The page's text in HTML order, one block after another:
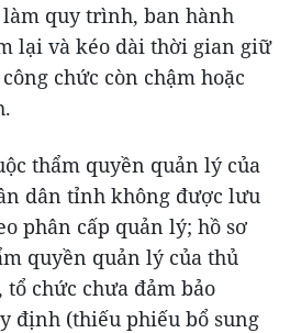
quy trình, ban hành
lại và kéo dài thời gian giữ
chức còn chậm hoặc
thẩm quyền quản lý của
dân tỉnh không được lưu
phân cấp quản lý; hồ sơ
quyền quản lý của thủ
chức chưa đảm bảo
định (thiếu phiếu bổ sung